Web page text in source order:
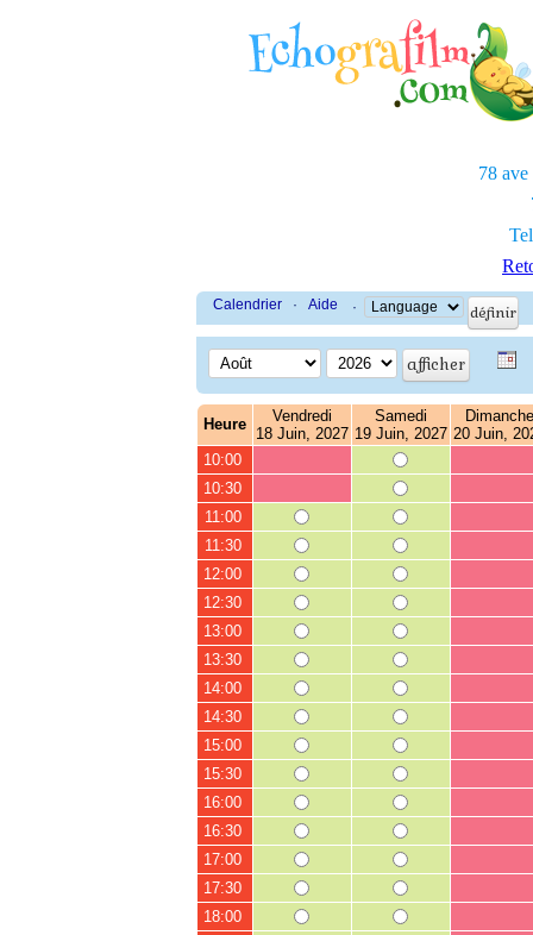
78 ave
Calendrier · Aide ·
Heure
Vendredi
18 Juin, 2027
Samedi
19 Juin, 2027
Dimanche
20 Juin,
10:00
10:30
11:00
11:30
12:00
12:30
13:00
13:30
14:00
14:30
15:00
15:30
16:00
16:30
17:00
17:30
18:00